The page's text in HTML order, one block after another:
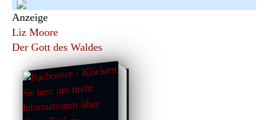
Anzeige
Liz Moore
Der Gott des Waldes